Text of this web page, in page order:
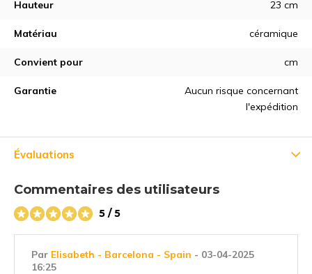
Hauteur 23 cm
Matériau céramique
Convient pour cm
Garantie
Aucun risque concernant
l'expédition
Évaluations
Commentaires des utilisateurs
5 / 5
Par Elisabeth - Barcelona - Spain - 03-04-2025
16:25